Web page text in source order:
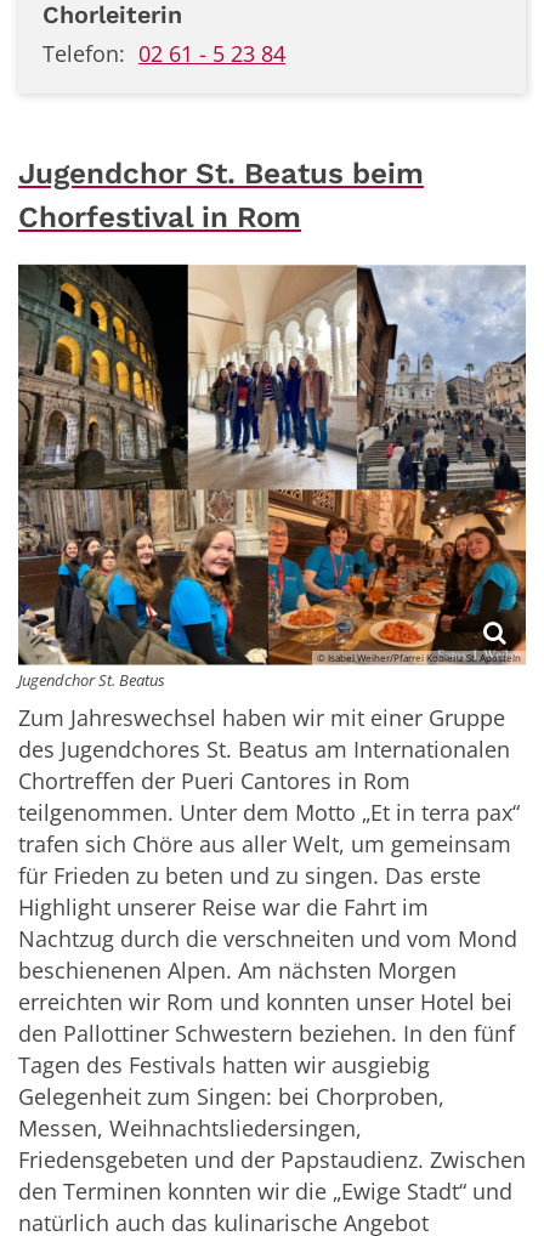
Chorleiterin
Telefon: 02 61 - 5 23 84
Jugendchor St. Beatus beim
Chorfestival in Rom
© Isabel Weiher/Pfarrei Koblenz St. Aposteln
Jugendchor St. Beatus
Zum Jahreswechsel haben wir mit einer Gruppe
des Jugendchores St. Beatus am Internationalen
Chortreffen der Pueri Cantores in Rom
teilgenommen. Unter dem Motto „Et in terra pax“
trafen sich Chöre aus aller Welt, um gemeinsam
für Frieden zu beten und zu singen. Das erste
Highlight unserer Reise war die Fahrt im
Nachtzug durch die verschneiten und vom Mond
beschienenen Alpen. Am nächsten Morgen
erreichten wir Rom und konnten unser Hotel bei
den Pallottiner Schwestern beziehen. In den fünf
Tagen des Festivals hatten wir ausgiebig
Gelegenheit zum Singen: bei Chorproben,
Messen, Weihnachtsliedersingen,
Friedensgebeten und der Papstaudienz. Zwischen
den Terminen konnten wir die „Ewige Stadt“ und
natürlich auch das kulinarische Angebot